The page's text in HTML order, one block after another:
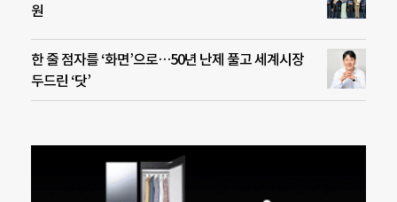
원
한 줄 점자를 ‘화면’으로…50년 난제 풀고 세계시장
두드린 ‘닷’